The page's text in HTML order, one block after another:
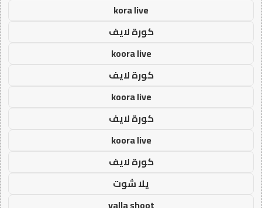
kora live
كورة لايف
koora live
كورة لايف
koora live
كورة لايف
koora live
كورة لايف
يلا شوت